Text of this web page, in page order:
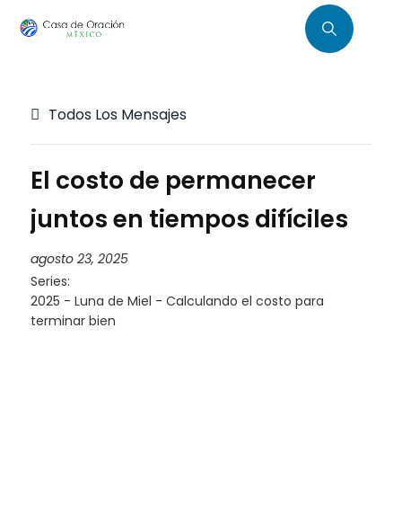
Todos Los Mensajes
El costo de permanecer
juntos en tiempos difíciles
agosto 23, 2025
Series:
2025 - Luna de Miel - Calculando el costo para
terminar bien